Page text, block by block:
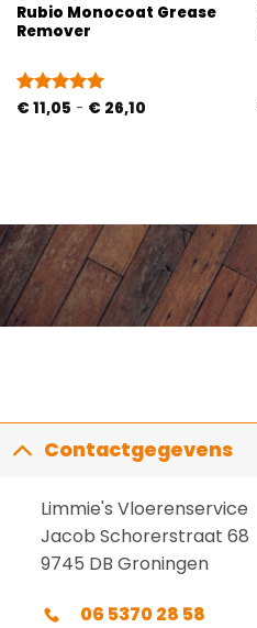
Rubio Monocoat Grease
Remover
Gewaardeerd
€ 11,05 - € 26,10Prijsklasse:
Contactgegevens
Limmie's Vloerenservice
Jacob Schorerstraat 68
9745 DB Groningen
06 5370 28 58